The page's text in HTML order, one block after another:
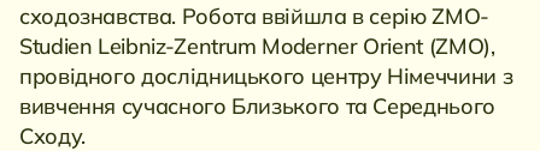
сходознавства. Робота ввійшла в серію ZMO-
Studien Leibniz-Zentrum Moderner Orient (ZMO),
провідного дослідницького центру Німеччини з
вивчення сучасного Близького та Середнього
Сходу.